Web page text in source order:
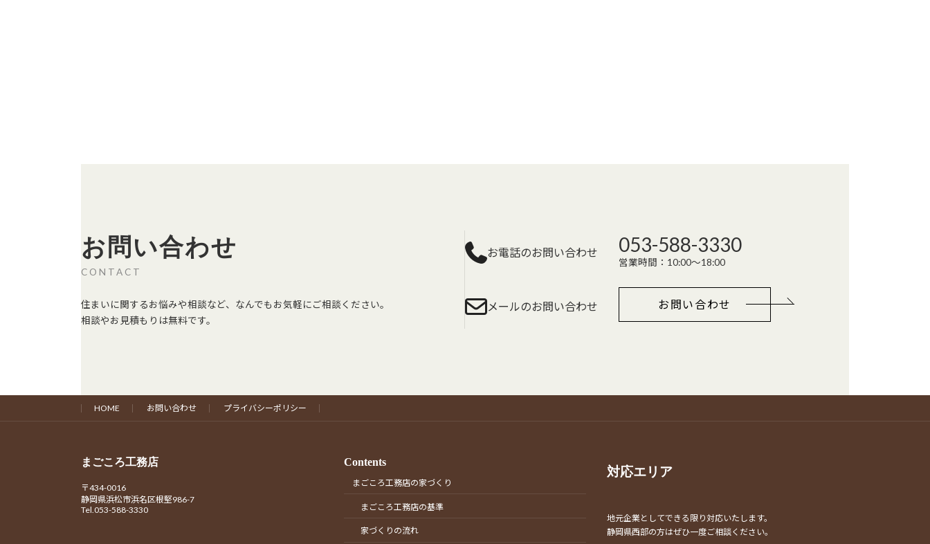
お問い合わせ
CONTACT
住まいに関するお悩みや相談など、なんでもお気軽にご相談ください。
相談やお見積もりは無料です。
お電話のお問い合わせ 053-588-3330
営業時間：10:00～18:00
メールのお問い合わせ お問い合わせ
HOME お問い合わせ プライバシーポリシー
まごころ工務店
〒434-0016
静岡県浜松市浜名区根堅986-7
Tel.053-588-3330
Contents
まごころ工務店の家づくり
まごころ工務店の基準
家づくりの流れ
対応エリア
地元企業としてできる限り対応いたします。
静岡県西部の方はぜひ一度ご相談ください。